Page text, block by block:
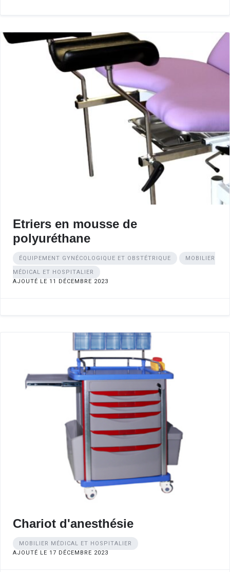
Etriers en mousse de
polyuréthane
ÉQUIPEMENT GYNÉCOLOGIQUE ET OBSTÉTRIQUE MOBILIER
MÉDICAL ET HOSPITALIER
AJOUTÉ LE 11 DÉCEMBRE 2023
Chariot d'anesthésie
MOBILIER MÉDICAL ET HOSPITALIER
AJOUTÉ LE 17 DÉCEMBRE 2023